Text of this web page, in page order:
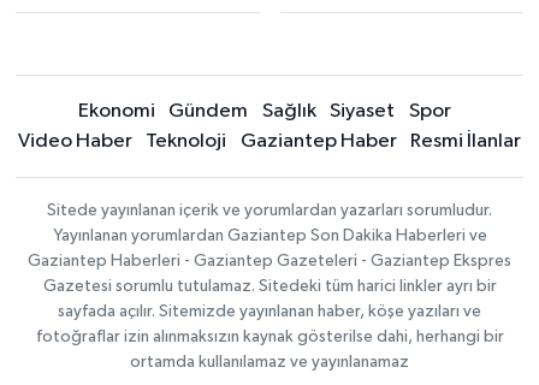
Ekonomi Gündem Sağlık Siyaset
Spor
Video Haber
Teknoloji Gaziantep Haber Resmi İlanlar
Sitede yayınlanan içerik ve yorumlardan yazarları sorumludur.
Yayınlanan yorumlardan Gaziantep Son Dakika Haberleri ve
Gaziantep Haberleri - Gaziantep Gazeteleri - Gaziantep Ekspres
Gazetesi sorumlu tutulamaz. Sitedeki tüm harici linkler ayrı bir
sayfada açılır. Sitemizde yayınlanan haber, köşe yazıları ve
fotoğraflar izin alınmaksızın kaynak gösterilse dahi, herhangi bir
ortamda kullanılamaz ve yayınlanamaz